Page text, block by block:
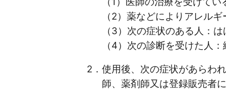
0120-
（2）薬などによりアレル
（3）次の症状のある人：
（4）次の診断を受けた人
2．使用後、次の症状があらわ
師、薬剤師又は登録販売者